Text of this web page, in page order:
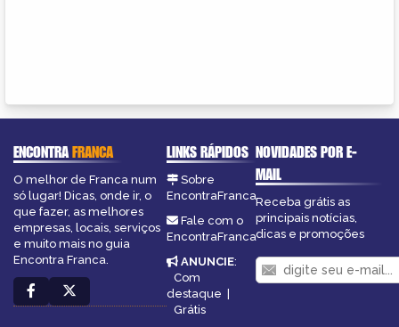
ENCONTRAFRANCA
O melhor de Franca num
só lugar! Dicas, onde ir, o
que fazer, as melhores
empresas, locais, serviços
e muito mais no guia
Encontra Franca.
LINKS RÁPIDOS
Sobre
EncontraFranca
Fale com o
EncontraFranca
ANUNCIE:
Com
destaque
Grátis
NOVIDADES POR E-
MAIL
Receba grátis as
principais notícias,
dicas e promoções